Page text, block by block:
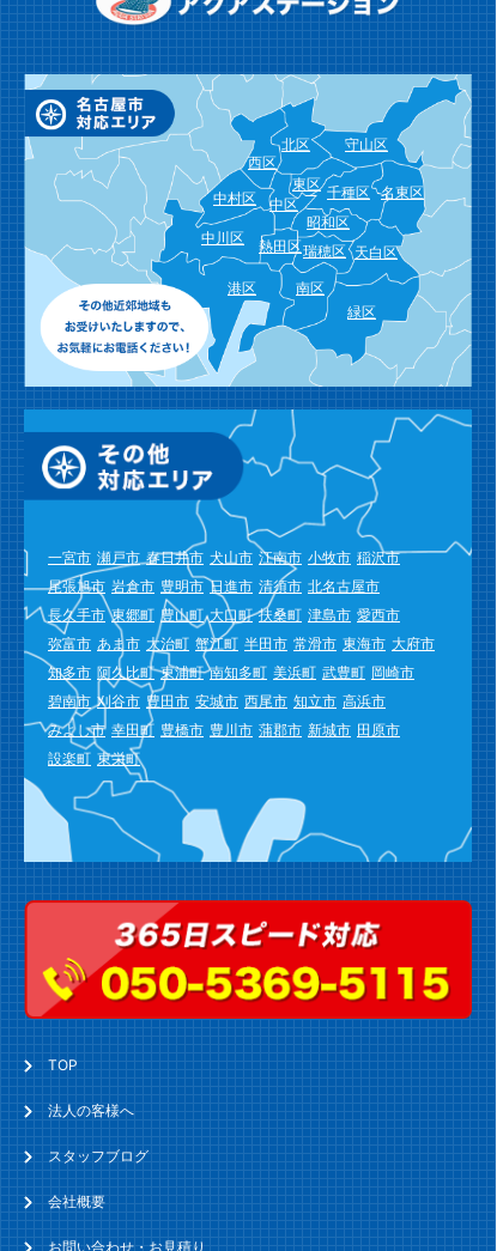
北区
西区
守山区
東区 名東区
千種区
中区
中村区
昭和区
天白区
瑞穂区
熱田区
中川区
緑区
南区
港区
一宮市 瀬戸市 春日井市 犬山市 江南市 小牧市 稲沢市
尾張旭市 岩倉市 豊明市 日進市 清須市 北名古屋市
長久手市 東郷町 豊山町 大口町 扶桑町 津島市 愛西市
弥富市 あま市 大治町 蟹江町 半田市 常滑市 東海市 大府市
知多市 阿久比町 東浦町 南知多町 美浜町 武豊町 岡崎市
碧南市 刈谷市 豊田市 安城市 西尾市 知立市 高浜市
みよし市 幸田町 豊橋市 豊川市 蒲郡市 新城市 田原市
設楽町 東栄町
TOP
法人の客様へ
スタッフブログ
会社概要
お問い合わせ・お見積り